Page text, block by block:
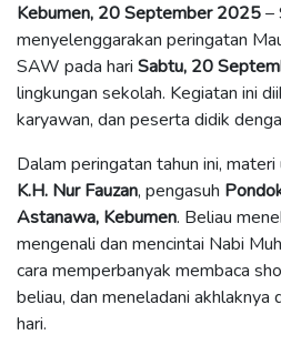
Kebumen, 20 September 2025–
menyelenggarakan peringatan
SAW pada hari Sabtu, 20
lingkungan sekolah. Kegiatan ini
karyawan, dan peserta didik
Dalam peringatan tahun ini,
K.H. Nur Fauzan, pengasuh
Astanawa, Kebumen. Beliau
mengenali dan mencintai Nabi
cara memperbanyak membaca
beliau, dan meneladani akhlaknya
hari.